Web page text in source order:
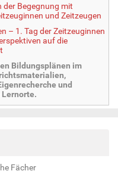
der Begegnung mit
und Zeitzeugen
– 1. Tag der Zeitzeuginnen
auf die
Bildungsplänen im
und
Fächer